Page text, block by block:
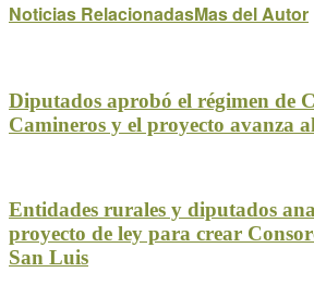
Noticias RelacionadasMas del Autor
Diputados aprobó el régimen de
Camineros y el proyecto avanza
Entidades rurales y diputados
proyecto de ley para crear
San Luis